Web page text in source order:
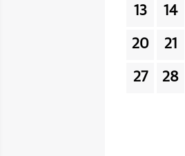
13 14
20 21
27 28